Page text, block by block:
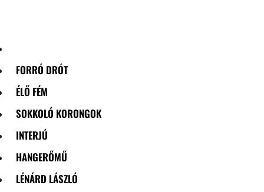
content
FORRÓ DRÓT
ÉLŐ FÉM
SOKKOLÓ KORONGOK
INTERJÚ
HANGERŐMŰ
LÉNÁRD LÁSZLÓ